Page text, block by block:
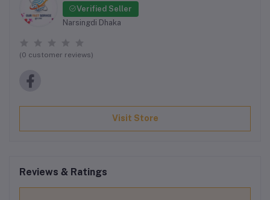
Verified Seller
Narsingdi Dhaka
(0 customer reviews)
Visit Store
Reviews & Ratings